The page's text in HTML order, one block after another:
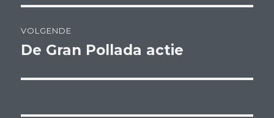
VOLGENDE
Volgend
De Gran Pollada actie